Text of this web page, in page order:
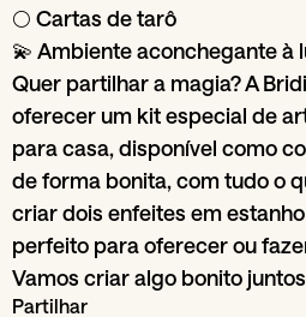
🌕 Cartas de tarô
💫 Ambiente aconchegante à
Quer partilhar a magia? A
oferecer um kit especial de
para casa, disponível como
de forma bonita, com tudo o
criar dois enfeites em
perfeito para oferecer ou
Vamos criar algo bonito
Partilhar